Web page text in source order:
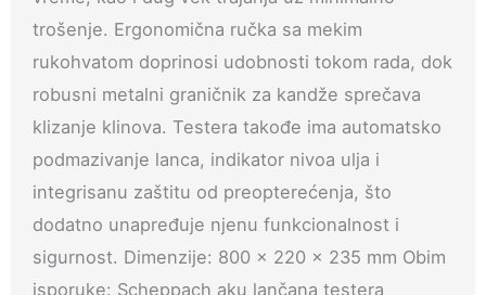
trošenje. Ergonomična ručka sa mekim
rukohvatom doprinosi udobnosti tokom rada, dok
robusni metalni graničnik za kandže sprečava
klizanje klinova. Testera takođe ima automatsko
podmazivanje lanca, indikator nivoa ulja i
integrisanu zaštitu od preopterećenja, što
dodatno unapređuje njenu funkcionalnost i
sigurnost. Dimenzije: 800 x 220 x 235 mm Obim
isporuke: Scheppach aku lančana testera